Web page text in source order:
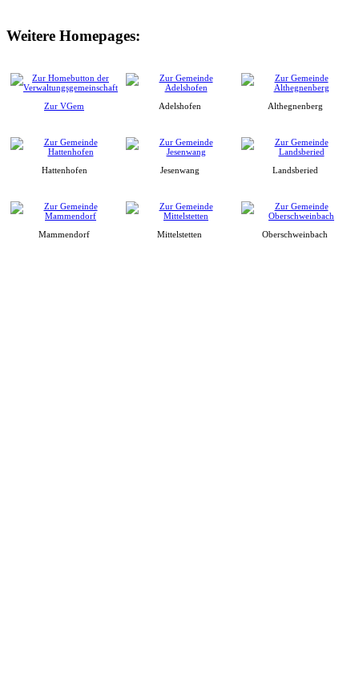
Weitere Homepages:
Zur VGem Adelshofen Althegnenberg
Hattenhofen Jesenwang Landsberied
Mammendorf Mittelstetten Oberschweinbach